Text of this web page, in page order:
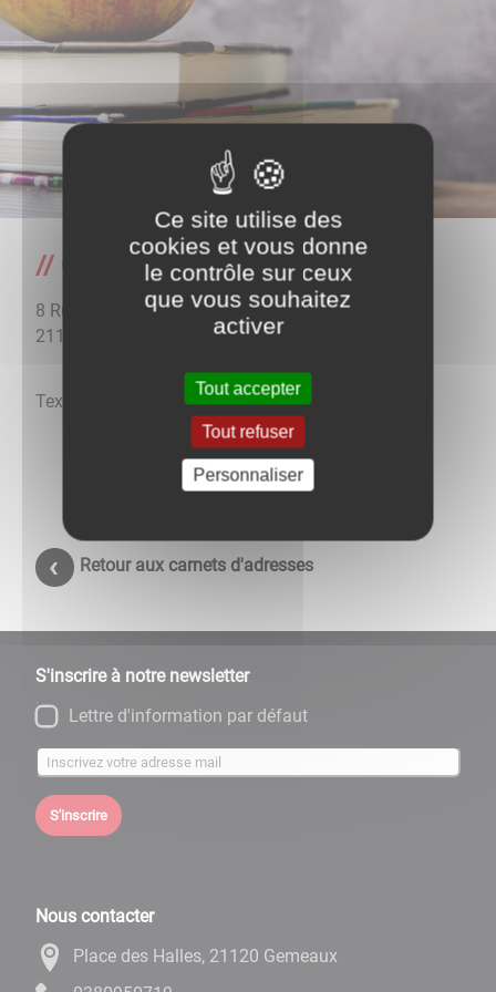
Gare de Gemeaux
8 Rue des charrières
21120
Texte
Retour aux carnets d'adresses
S'inscrire à notre newsletter
Lettre d'information par défaut
S'inscrire
Nous contacter
Place des Halles, 21120 Gemeaux
Ce site utilise des
cookies et vous donne
le contrôle sur ceux
que vous souhaitez
activer
Tout accepter
Tout refuser
Personnaliser